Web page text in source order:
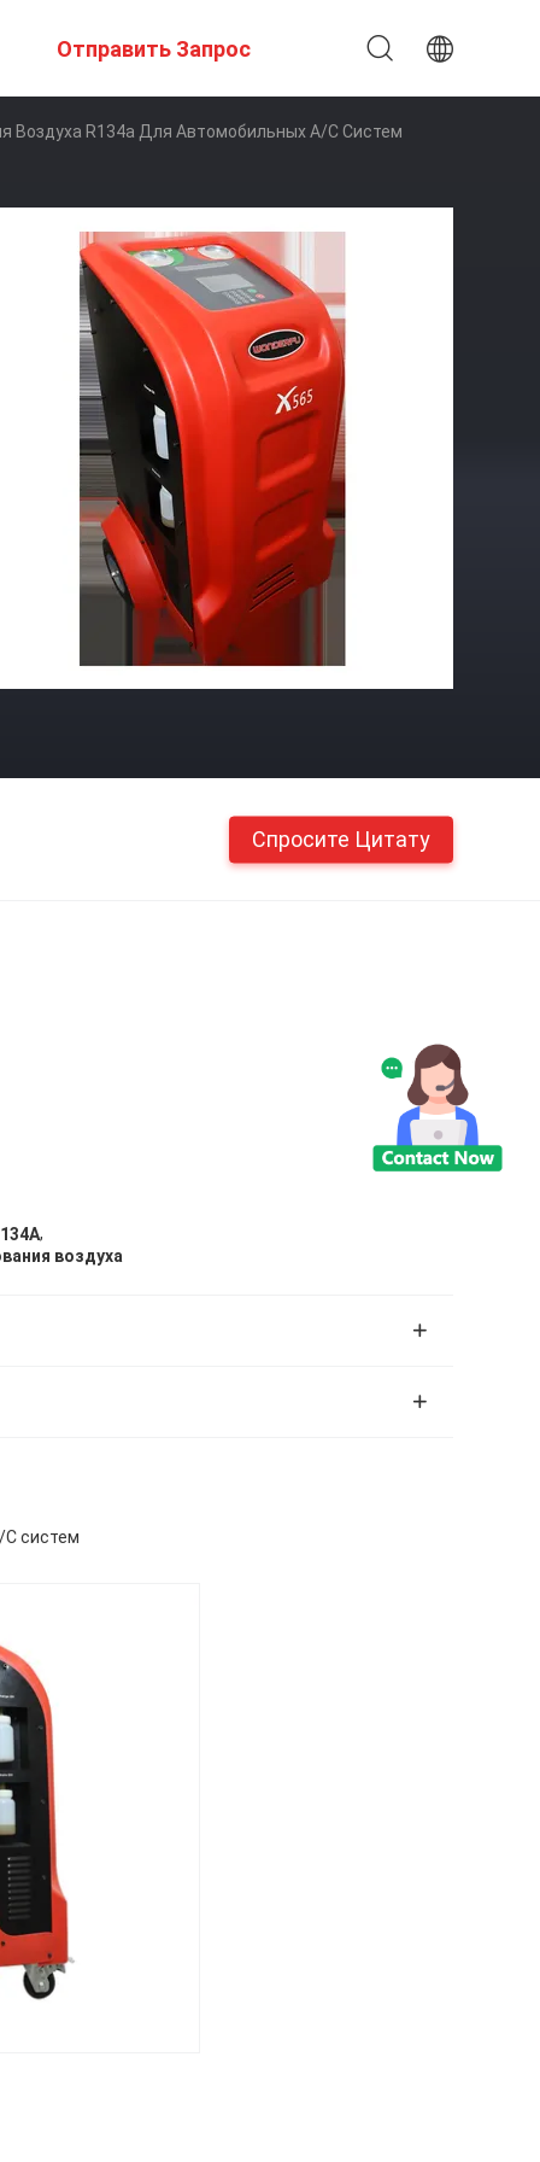
Отправить Запрос
Воздуха R134a Для Автомобильных A/C Систем
Спросите Цитату
,
воздуха
систем